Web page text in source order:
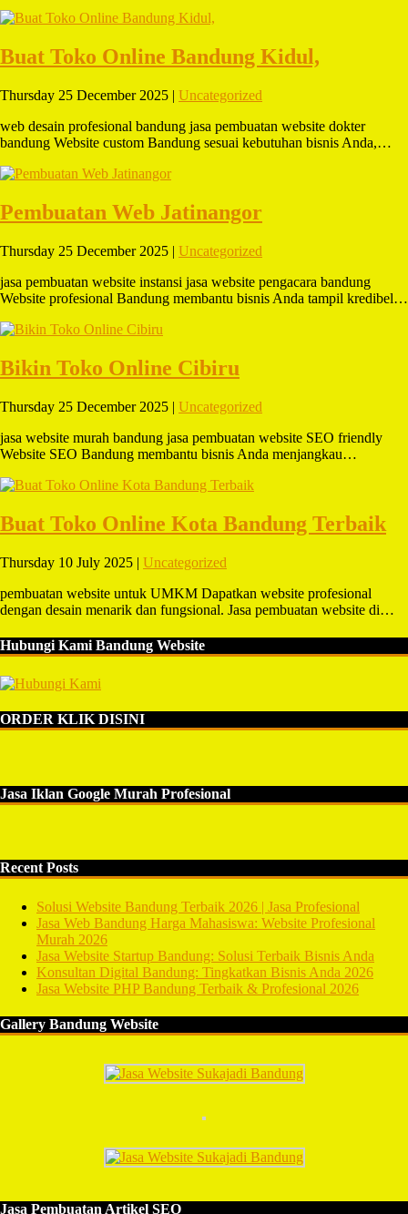
Buat Toko Online Bandung Kidul,
Thursday 25 December 2025 | Uncategorized
web desain profesional bandung jasa pembuatan website dokter
bandung Website custom Bandung sesuai kebutuhan bisnis Anda,…
Pembuatan Web Jatinangor
Thursday 25 December 2025 | Uncategorized
jasa pembuatan website instansi jasa website pengacara bandung
Website profesional Bandung membantu bisnis Anda tampil kredibel…
Bikin Toko Online Cibiru
Thursday 25 December 2025 | Uncategorized
jasa website murah bandung jasa pembuatan website SEO friendly
Website SEO Bandung membantu bisnis Anda menjangkau…
Buat Toko Online Kota Bandung Terbaik
Thursday 10 July 2025 | Uncategorized
pembuatan website untuk UMKM Dapatkan website profesional
dengan desain menarik dan fungsional. Jasa pembuatan website di…
Hubungi Kami Bandung Website
ORDER KLIK DISINI
Jasa Iklan Google Murah Profesional
Recent Posts
Solusi Website Bandung Terbaik 2026 | Jasa Profesional
Jasa Web Bandung Harga Mahasiswa: Website Profesional
Murah 2026
Jasa Website Startup Bandung: Solusi Terbaik Bisnis Anda
Konsultan Digital Bandung: Tingkatkan Bisnis Anda 2026
Jasa Website PHP Bandung Terbaik & Profesional 2026
Gallery Bandung Website
Jasa Pembuatan Artikel SEO